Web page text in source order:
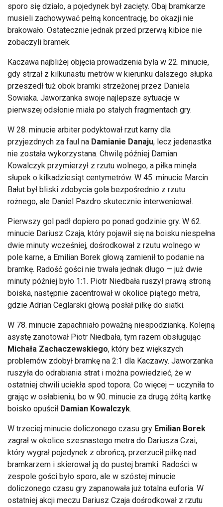
sporo się działo, a pojedynek był zacięty. Obaj bramkarze
musieli zachowywać pełną koncentrację, bo okazji nie
brakowało. Ostatecznie jednak przed przerwą kibice nie
zobaczyli bramek.
Kaczawa najbliżej objęcia prowadzenia była w 22. minucie,
gdy strzał z kilkunastu metrów w kierunku dalszego słupka
przeszedł tuż obok bramki strzeżonej przez Daniela
Sowiaka. Jaworzanka swoje najlepsze sytuacje w
pierwszej odsłonie miała po stałych fragmentach gry.
W 28. minucie arbiter podyktował rzut karny dla
przyjezdnych za faul na Damianie Danaju, lecz jedenastka
nie została wykorzystana. Chwilę później Damian
Kowalczyk przymierzył z rzutu wolnego, a piłka minęła
słupek o kilkadziesiąt centymetrów. W 45. minucie Marcin
Bałut był bliski zdobycia gola bezpośrednio z rzutu
rożnego, ale Daniel Pazdro skutecznie interweniował.
Pierwszy gol padł dopiero po ponad godzinie gry. W 62.
minucie Dariusz Czaja, który pojawił się na boisku niespełna
dwie minuty wcześniej, dośrodkował z rzutu wolnego w
pole karne, a Emilian Borek głową zamienił to podanie na
bramkę. Radość gości nie trwała jednak długo — już dwie
minuty później było 1:1. Piotr Niedbała ruszył prawą stroną
boiska, następnie zacentrował w okolice piątego metra,
gdzie Adrian Ceglarski głową posłał piłkę do siatki.
W 78. minucie zapachniało poważną niespodzianką. Kolejną
asystę zanotował Piotr Niedbała, tym razem obsługując
Michała Zachaczewskiego, który bez większych
problemów zdobył bramkę na 2:1 dla Kaczawy. Jaworzanka
ruszyła do odrabiania strat i można powiedzieć, że w
ostatniej chwili uciekła spod topora. Co więcej — uczyniła to
grając w osłabieniu, bo w 90. minucie za drugą żółtą kartkę
boisko opuścił Damian Kowalczyk.
W trzeciej minucie doliczonego czasu gry Emilian Borek
zagrał w okolice szesnastego metra do Dariusza Czai,
który wygrał pojedynek z obrońcą, przerzucił piłkę nad
bramkarzem i skierował ją do pustej bramki. Radości w
zespole gości było sporo, ale w szóstej minucie
doliczonego czasu gry zapanowała już totalna euforia. W
ostatniej akcji meczu Dariusz Czaja dośrodkował z rzutu